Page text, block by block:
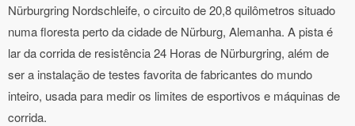
Nürburgring Nordschleife, o circuito de 20,8 quilômetros situado
numa floresta perto da cidade de Nürburg, Alemanha. A pista é
lar da corrida de resistência 24 Horas de Nürburgring, além de
ser a instalação de testes favorita de fabricantes do mundo
inteiro, usada para medir os limites de esportivos e máquinas de
corrida.